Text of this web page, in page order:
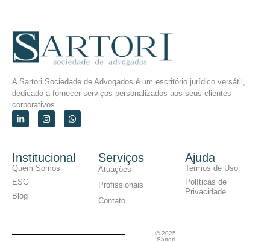
A Sartori Sociedade de Advogados é um escritório jurídico versátil,
dedicado a fornecer serviços personalizados aos seus clientes
corporativos.
Institucional
Quem Somos
ESG
Blog
Serviços
Atuações
Profissionais
Contato
Ajuda
Termos de Uso
Políticas de
Privacidade
© 2025
Sartori